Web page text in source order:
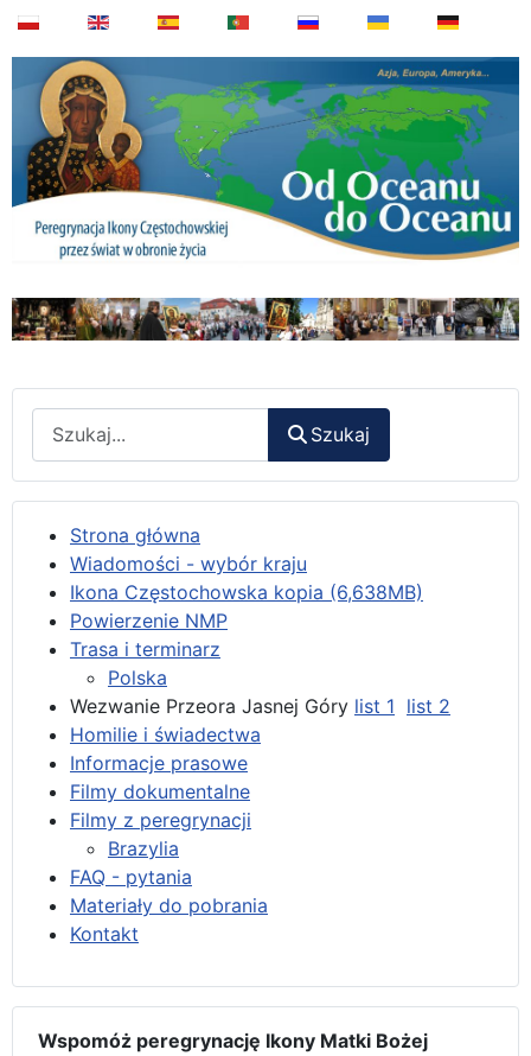
Szukaj
Strona główna
Wiadomości - wybór kraju
Ikona Częstochowska kopia (6,638MB)
Powierzenie NMP
Trasa i terminarz
Polska
Wezwanie Przeora Jasnej Góry list 1 list 2
Homilie i świadectwa
Informacje prasowe
Filmy dokumentalne
Filmy z peregrynacji
Brazylia
FAQ - pytania
Materiały do pobrania
Kontakt
Wspomóż peregrynację Ikony Matki Bożej